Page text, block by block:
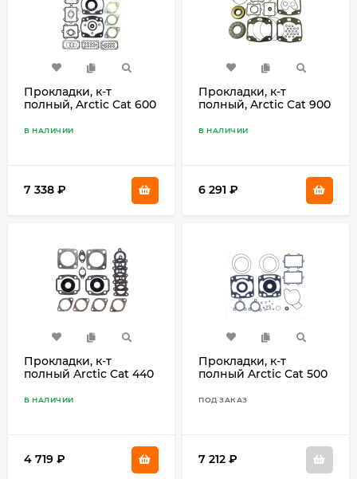
Прокладки, к-т
полный, Arctic Cat 600
В НАЛИЧИИ
7 338 ₽
Прокладки, к-т
полный, Arctic Cat 900
В НАЛИЧИИ
6 291 ₽
Прокладки, к-т
полный Arctic Cat 440
В НАЛИЧИИ
4 719 ₽
Прокладки, к-т
полный Arctic Cat 500
F5, Sno Pro, T500
ПОД ЗАКАЗ
7 212 ₽